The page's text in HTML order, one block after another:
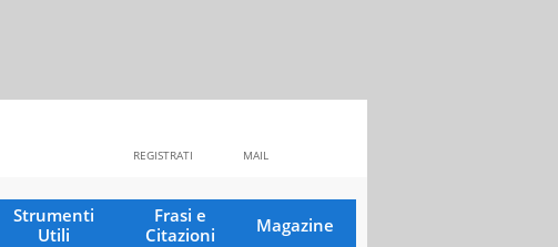
MAIL
REGISTRATI
Strumenti
Utili
Frasi e
Citazioni
Magazine